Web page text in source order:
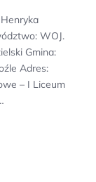
WOJ.
Gmina:
Adres:
– I Liceum